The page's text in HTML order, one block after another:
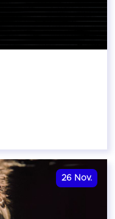
26 Nov.